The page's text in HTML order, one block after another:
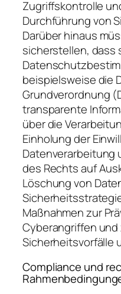
Zugriffskontrolle
Durchführung von
Darüber hinaus
sicherstellen, dass
beispielsweise die
Grundverordnung
transparente
über die
Einholung der
Datenverarbeitung
des Rechts auf
Löschung von
Maßnahmen zur
Cyberangriffen und
Sicherheitsvorfälle
Compliance und